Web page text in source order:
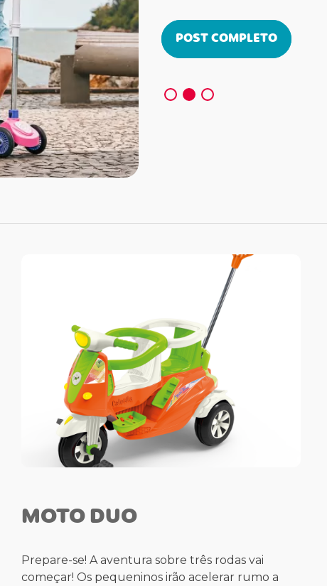
POST COMPLETO
POST COMPLETO
MOTO DUO
Prepare-se! A aventura sobre três rodas vai
começar! Os pequeninos irão acelerar rumo a